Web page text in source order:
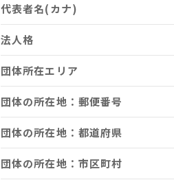
代表者名(カナ)
法人格
団体所在エリア
団体の所在地：郵便番号
団体の所在地：都道府県
団体の所在地：市区町村